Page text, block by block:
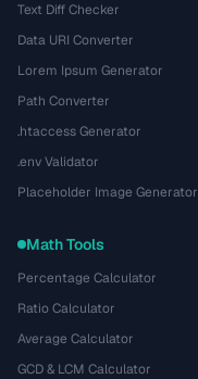
Text Diff Checker
Data URI Converter
Lorem Ipsum Generator
Path Converter
.htaccess Generator
.env Validator
Placeholder Image Generator
Math Tools
Percentage Calculator
Ratio Calculator
Average Calculator
GCD & LCM Calculator